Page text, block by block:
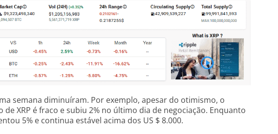
semana diminuíram. Por exemplo, apesar do otimismo, o
XRP é fraco e subiu 2% no último dia de negociação. Enquanto
5% e continua estável acima dos US $ 8.000.